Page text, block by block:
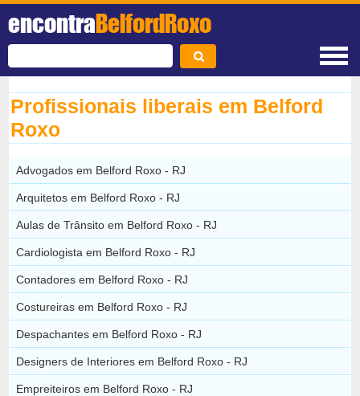
encontraBelfordRoxo
Profissionais liberais em Belford
Roxo
Advogados em Belford Roxo - RJ
Arquitetos em Belford Roxo - RJ
Aulas de Trânsito em Belford Roxo - RJ
Cardiologista em Belford Roxo - RJ
Contadores em Belford Roxo - RJ
Costureiras em Belford Roxo - RJ
Despachantes em Belford Roxo - RJ
Designers de Interiores em Belford Roxo - RJ
Empreiteiros em Belford Roxo - RJ